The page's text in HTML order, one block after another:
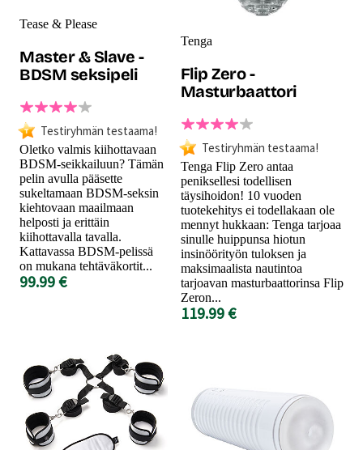
Tease & Please
Master & Slave -
BDSM seksipeli
Testiryhmän testaama!
Oletko valmis kiihottavaan
BDSM-seikkailuun? Tämän
pelin avulla pääsette
sukeltamaan BDSM-seksin
kiehtovaan maailmaan
helposti ja erittäin
kiihottavalla tavalla.
Kattavassa BDSM-pelissä
on mukana tehtäväkortit...
99.99 €
Tenga
Flip Zero -
Masturbaattori
Testiryhmän testaama!
Tenga Flip Zero antaa
peniksellesi todellisen
täysihoidon! 10 vuoden
tuotekehitys ei todellakaan ole
mennyt hukkaan: Tenga tarjoaa
sinulle huippunsa hiotun
insinöörityön tuloksen ja
maksimaalista nautintoa
tarjoavan masturbaattorinsa Flip
Zeron...
119.99 €